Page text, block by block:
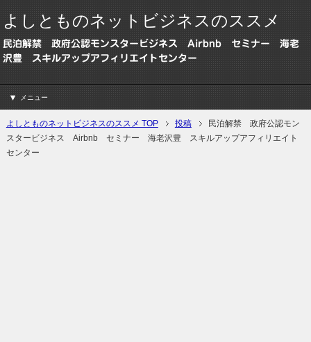
よしとものネットビジネスのススメ
民泊解禁 政府公認モンスタービジネス Airbnb セミナー 海老
沢豊 スキルアップアフィリエイトセンター
メニュー
よしとものネットビジネスのススメ TOP 投稿
民泊解禁 政府公認モン
スタービジネス Airbnb セミナー 海老沢豊 スキルアップアフィリエイト
センター